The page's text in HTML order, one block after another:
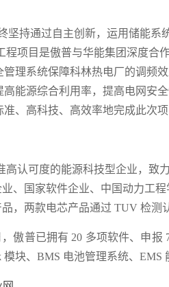
坚持通过自主创新，运用储能系
程项目是傲普与华能集团深度合
管理系统保障科林热电厂的调频
能源综合利用率，提高电网安
、高科技、高效率地完成此次项
高认可度的能源科技型企业，致
、国家软件企业、 中国动力工
，两款电芯产品通过 TUV 检测
，傲普已拥有 20 多项软件、申报
模块、 BMS 电池管理系统、 EMS